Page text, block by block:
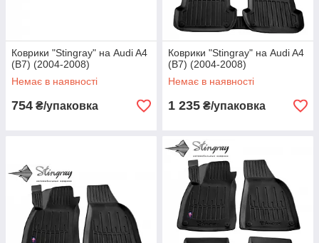
Коврики "Stingray" на Audi A4
(B7) (2004-2008)
Немає в наявності
754 ₴/упаковка
Коврики "Stingray" на Audi A4
(B7) (2004-2008)
Немає в наявності
1 235 ₴/упаковка